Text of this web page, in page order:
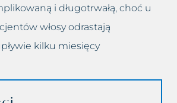
wodorowe
biustu
i długotrwałą, choć u
włosy odrastają
kilku miesięcy